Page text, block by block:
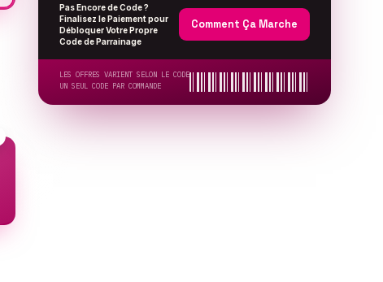
Pas Encore de Code ?
Finalisez le Paiement pour
Débloquer Votre Propre
Code de Parrainage
Comment Ça Marche
LES OFFRES VARIENT SELON LE CODE
UN SEUL CODE PAR COMMANDE